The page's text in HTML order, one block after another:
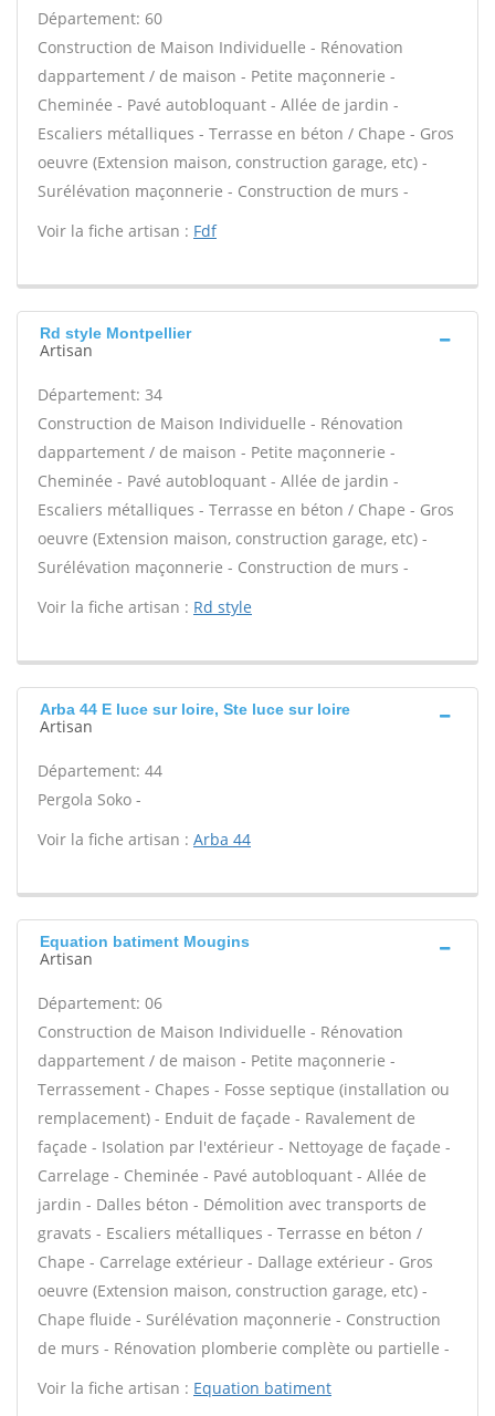
Département: 60
Construction de Maison Individuelle - Rénovation
dappartement / de maison - Petite maçonnerie -
Cheminée - Pavé autobloquant - Allée de jardin -
Escaliers métalliques - Terrasse en béton / Chape - Gros
oeuvre (Extension maison, construction garage, etc) -
Surélévation maçonnerie - Construction de murs -
Voir la fiche artisan : Fdf
Rd style Montpellier
Artisan
Département: 34
Construction de Maison Individuelle - Rénovation
dappartement / de maison - Petite maçonnerie -
Cheminée - Pavé autobloquant - Allée de jardin -
Escaliers métalliques - Terrasse en béton / Chape - Gros
oeuvre (Extension maison, construction garage, etc) -
Surélévation maçonnerie - Construction de murs -
Voir la fiche artisan : Rd style
Arba 44 E luce sur loire, Ste luce sur loire
Artisan
Département: 44
Pergola Soko -
Voir la fiche artisan : Arba 44
Equation batiment Mougins
Artisan
Département: 06
Construction de Maison Individuelle - Rénovation
dappartement / de maison - Petite maçonnerie -
Terrassement - Chapes - Fosse septique (installation ou
remplacement) - Enduit de façade - Ravalement de
façade - Isolation par l'extérieur - Nettoyage de façade -
Carrelage - Cheminée - Pavé autobloquant - Allée de
jardin - Dalles béton - Démolition avec transports de
gravats - Escaliers métalliques - Terrasse en béton /
Chape - Carrelage extérieur - Dallage extérieur - Gros
oeuvre (Extension maison, construction garage, etc) -
Chape fluide - Surélévation maçonnerie - Construction
de murs - Rénovation plomberie complète ou partielle -
Voir la fiche artisan : Equation batiment